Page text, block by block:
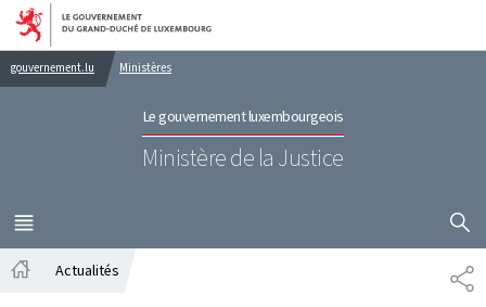
Aller au menu principal
Aller au contenu
gouvernement.lu Ministères
Le gouvernement luxembourgeois
Ministère de la Justice
MENU
PRINCIPAL
Actualités